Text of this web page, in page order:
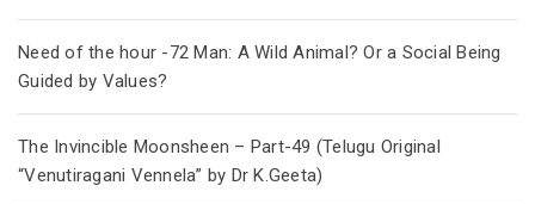
Need of the hour -72 Man: A Wild Animal? Or a Social Being
Guided by Values?
The Invincible Moonsheen – Part-49 (Telugu Original
“Venutiragani Vennela” by Dr K.Geeta)